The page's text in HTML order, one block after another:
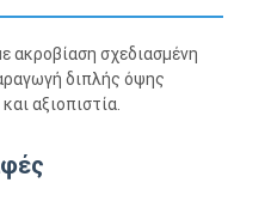
ακροβίαση σχεδιασμένη
διπλής όψης
αξιοπιστία.